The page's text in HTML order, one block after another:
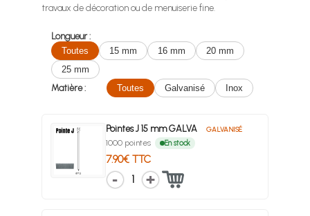
travaux de décoration ou de menuiserie fine.
Longueur :
Toutes
15 mm 16 mm
20 mm
25 mm
Matière :
Toutes Galvanisé Inox
Pointes J 15 mm GALVA GALVANISÉ
1000 pointes En stock
7.90€ TTC
1